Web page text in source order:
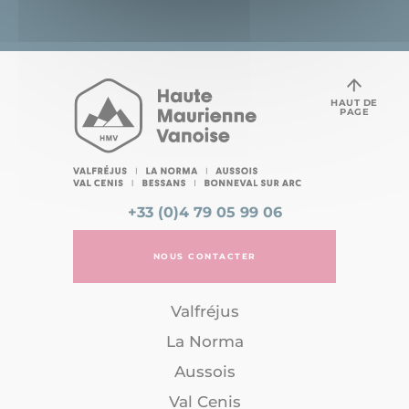
+33 (0)4 79 05 99 06
NOUS CONTACTER
Valfréjus
La Norma
Aussois
Val Cenis
HAUT DE
PAGE